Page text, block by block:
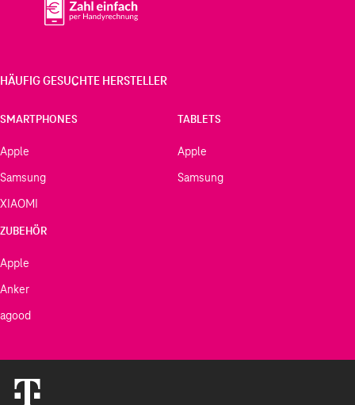
HÄUFIG GESUCHTE HERSTELLER
SMARTPHONES
Apple
Samsung
XIAOMI
TABLETS
Apple
Samsung
ZUBEHÖR
Apple
Anker
agood